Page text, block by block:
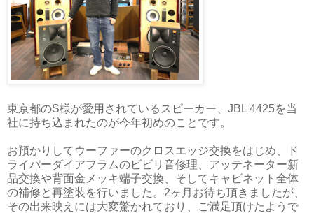
東京都のS様が愛用されているスピーカー、JBL 4425を当
社に持ち込まれたのが今年初めのことです。
お預かりしてウーファーのクロスエッジ交換をはじめ、ド
ライバーダイアフラムのビビリ音修理、アッテネーター新
品交換や背面金メッキ端子交換、そしてキャビネット全体
の補修と再塗装を行いました。2ヶ月お待ち頂きましたが、
その出来映えには大変驚かれており、ご満足頂けたようで